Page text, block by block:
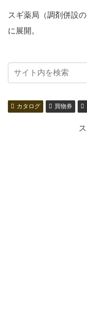
スギ薬局（調剤併設
に展開。
カタログ 買物券